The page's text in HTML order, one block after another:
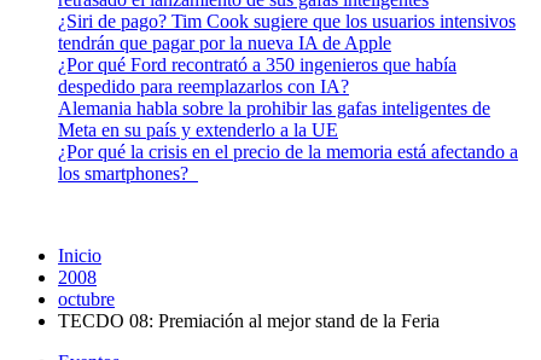
¿Siri de pago? Tim Cook sugiere que los usuarios intensivos
tendrán que pagar por la nueva IA de Apple
¿Por qué Ford recontrató a 350 ingenieros que había
despedido para reemplazarlos con IA?
Alemania habla sobre la prohibir las gafas inteligentes de
Meta en su país y extenderlo a la UE
¿Por qué la crisis en el precio de la memoria está afectando a
los smartphones?
Inicio
2008
octubre
TECDO 08: Premiación al mejor stand de la Feria